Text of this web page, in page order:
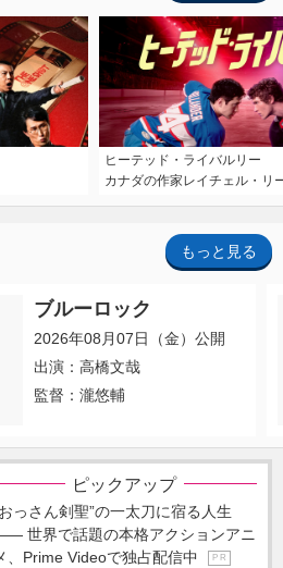
ヒーテッド・ライバルリー
カナダの作家レイチェル・リ
もっと見る
ブルーロック
2026年08月07日（金）公開
出演：高橋文哉
監督：瀧悠輔
ピックアップ
っさん剣聖”の一太刀に宿る人生
世界で話題の本格アクションアニ
、Prime Videoで独占配信中
P R